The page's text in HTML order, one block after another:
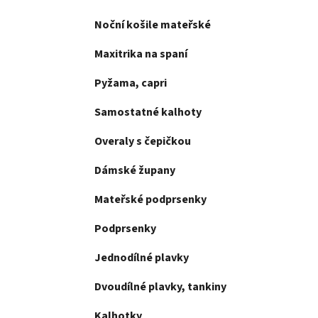
Noční košile mateřské
Maxitrika na spaní
Pyžama, capri
Samostatné kalhoty
Overaly s čepičkou
Dámské župany
Mateřské podprsenky
Podprsenky
Jednodílné plavky
Dvoudílné plavky, tankiny